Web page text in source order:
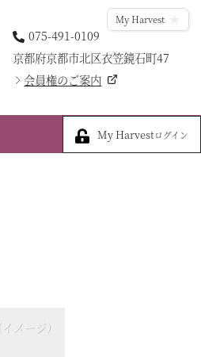
075-491-0109
京都府京都市北区衣笠鏡石町47
会員権のご案内
My Harvest
My Harvestログイン
メージ）
メージ）